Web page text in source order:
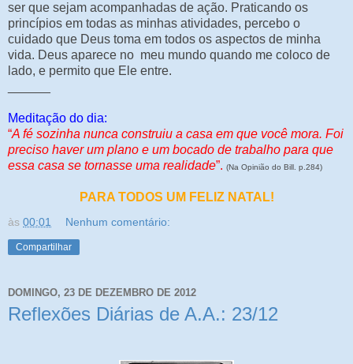
ser que sejam acompanhadas de ação. Praticando os
princípios em todas as minhas atividades, percebo o
cuidado que Deus toma em todos os aspectos de minha
vida. Deus aparece no meu mundo quando me coloco de
lado, e permito que Ele entre.
Meditação do dia:
“A fé sozinha nunca construiu a casa em que você mora. Foi
preciso haver um plano e um bocado de trabalho para que
essa casa se tornasse uma realidade”. (Na Opinião do Bill. p.284)
PARA TODOS UM FELIZ NATAL!
às 00:01 Nenhum comentário:
Compartilhar
DOMINGO, 23 DE DEZEMBRO DE 2012
Reflexões Diárias de A.A.: 23/12